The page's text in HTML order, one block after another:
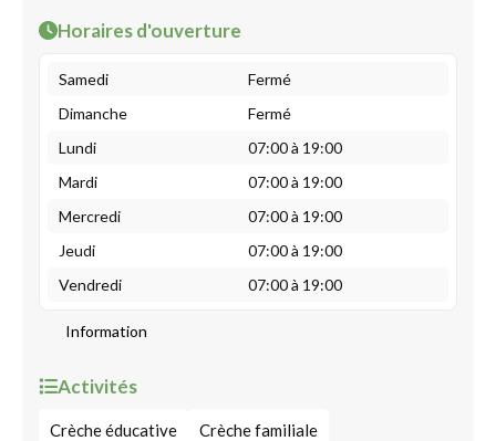
Horaires d'ouverture
Samedi
Fermé
Dimanche
Fermé
Lundi
07:00 à 19:00
Mardi
07:00 à 19:00
Mercredi
07:00 à 19:00
Jeudi
07:00 à 19:00
Vendredi
07:00 à 19:00
Information
Activités
Crèche éducative Crèche familiale